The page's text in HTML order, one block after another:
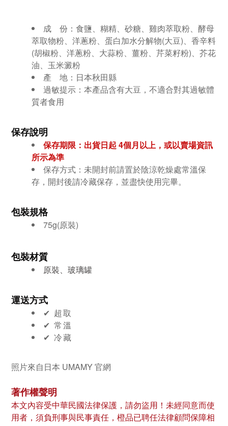
成 份：食鹽、糊精、砂糖、雞肉萃取粉、酵母
萃取物粉、洋蔥粉、蛋白加水分解物(大豆)、香辛料
(胡椒粉、洋蔥粉、大蒜粉、薑粉、芹菜籽粉)、芥花
油、玉米澱粉
產 地：日本秋田縣
過敏提示： 本產品含有大豆 ，不適合對其過敏體
質者食用
保存說明
保存期限：出貨日起 4個月以上，或以賣場資訊
所示為準
保存方式：未開封前請置於陰涼乾燥處常溫保
存，開封後請冷藏保存，並盡快使用完畢。
包裝規格
75g(原裝)
包裝材質
原裝、玻璃罐
運送方式
✔︎ 超取
✔︎ 常溫
✔︎ 冷藏
照片來自日本 UMAMY 官網
著作權聲明
本文內容受中華民國法律保護，請勿盜用！未經同意而使
用者，須負刑事與民事責任，橙品已聘任法律顧問保障相